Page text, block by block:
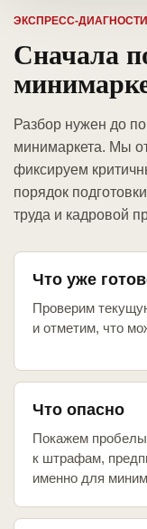
ЭКСПРЕСС-
Сначала
Разбор нужен до
минимаркета. Мы
фиксируем
порядок
труда и кадровой
Что уже
Проверим
и отметим, что
Что опасно
Покажем
к штрафам,
именно для